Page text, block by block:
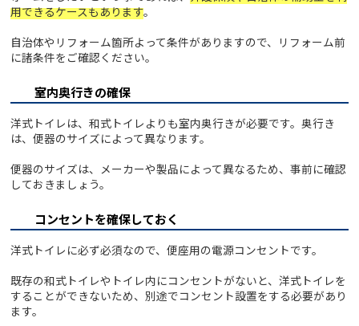
用できるケースもあります。
自治体やリフォーム箇所よって条件がありますので、リフォーム前
に諸条件をご確認ください。
室内奥行きの確保
洋式トイレは、和式トイレよりも室内奥行きが必要です。奥行き
は、便器のサイズによって異なります。
便器のサイズは、メーカーや製品によって異なるため、事前に確認
しておきましょう。
コンセントを確保しておく
洋式トイレに必ず必須なので、便座用の電源コンセントです。
既存の和式トイレやトイレ内にコンセントがないと、洋式トイレを
することができないため、別途でコンセント設置をする必要があり
ます。